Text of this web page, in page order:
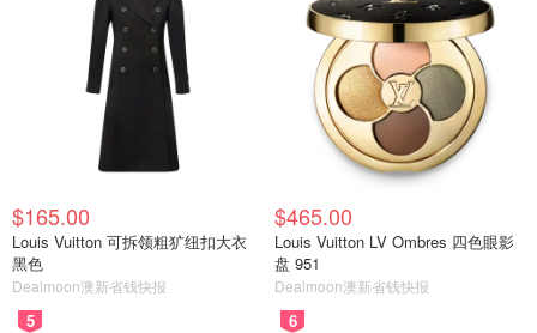
全网特价信息、澳洲资讯全面知
$165.00
Louis Vuitton 可拆领粗犷纽扣大衣
黑色
Dealmoon澳新省钱快报
$465.00
Louis Vuitton LV Ombres 四色眼影
盘 951
Dealmoon澳新省钱快报
5 6